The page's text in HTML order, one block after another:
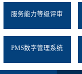
服务能力等级评审
PMS数字管理系统